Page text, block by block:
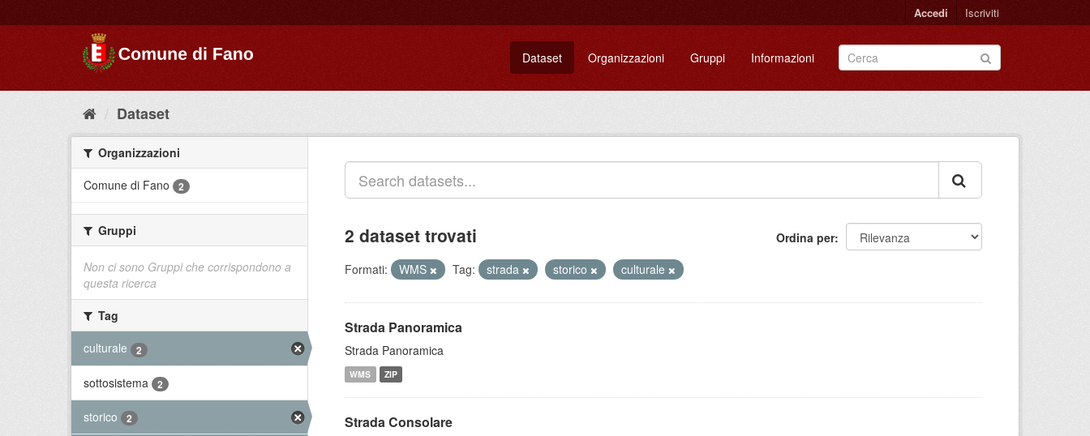
Accedi Iscriviti
Dataset Organizzazioni Gruppi Informazioni
Dataset
Organizzazioni
Comune di Fano
2
Gruppi
Non ci sono Gruppi che corrispondono a
questa ricerca
Tag
culturale
2
sottosistema 2
storico 2
Ordina per
2 dataset trovati
Formati: WMS Tag: strada storico culturale
Strada Panoramica
Strada Panoramica
WMS ZIP
Strada Consolare